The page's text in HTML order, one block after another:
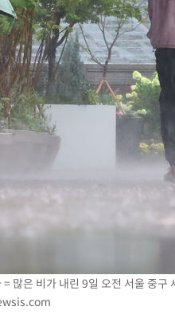
많은 비가 내린 9일 오전 서울 중